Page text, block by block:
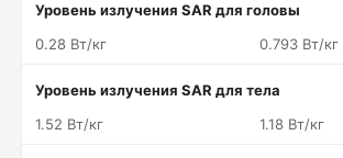
Уровень излучения SAR для головы
0.28 Вт/кг
0.793 Вт/кг
Уровень излучения SAR для тела
1.52 Вт/кг
1.18 Вт/кг